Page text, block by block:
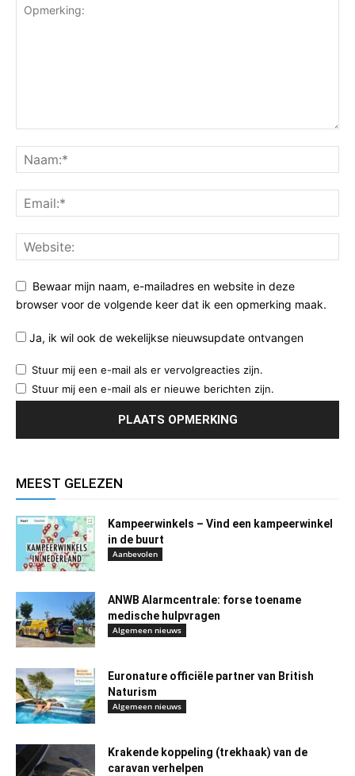
Bewaar mijn naam, e-mailadres en website in deze
browser voor de volgende keer dat ik een opmerking maak.
Ja, ik wil ook de wekelijkse nieuwsupdate ontvangen
Stuur mij een e-mail als er vervolgreacties zijn.
Stuur mij een e-mail als er nieuwe berichten zijn.
MEEST GELEZEN
Kampeerwinkels – Vind een kampeerwinkel
in de buurt
Aanbevolen
ANWB Alarmcentrale: forse toename
medische hulpvragen
Algemeen nieuws
Euronature officiële partner van British
Naturism
Algemeen nieuws
Krakende koppeling (trekhaak) van de
caravan verhelpen